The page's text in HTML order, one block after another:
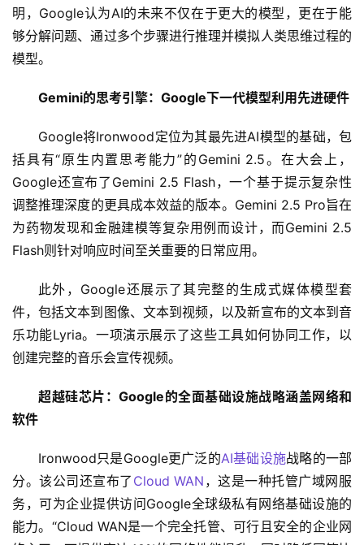
明，Google认为AI的未来不仅在于更大的模型，更在于能
够分解问题、通过多个步骤进行推理并模拟人类思维过程的
模型。
Gemini的思考引擎：Google下一代模型利用先进硬件
Google将Ironwood定位为其最先进AI模型的基础，包
括具有“原生内置思考能力”的Gemini 2.5。在大会上，
Google还宣布了Gemini 2.5 Flash，一个基于提示复杂性
调整推理深度的更具成本效益的版本。Gemini 2.5 Pro旨在
为药物发现和金融建模等复杂用例而设计，而Gemini 2.5
Flash则针对响应时间至关重要的日常应用。
此外，Google还展示了其完整的生成式媒体模型套
件，包括文本到图像、文本到视频，以及新宣布的文本到音
乐功能Lyria。一项演示展示了这些工具如何协同工作，以
创建完整的音乐会宣传视频。
超越硅芯片：Google的全面基础设施战略涵盖网络和
软件
Ironwood只是Google更广泛的AI基础设施战略的一部
分。该公司还宣布了 Cloud WAN ，这是一种托管广域网服
务，可为企业提供访问Google全球级私有网络基础设施的
能力。“Cloud WAN是一个完全托管、可行且安全的企业网